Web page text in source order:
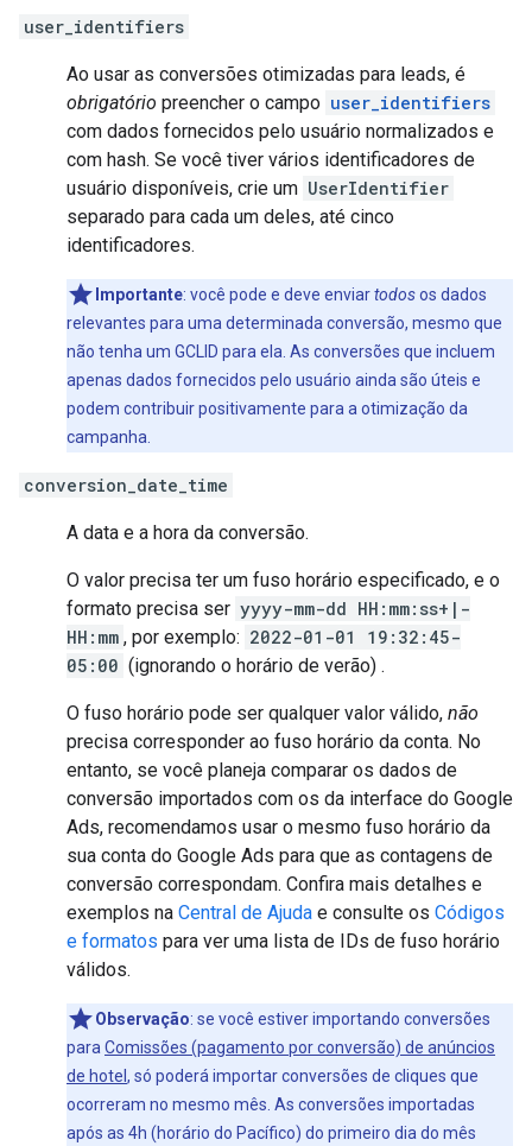
user_identifiers
Ao usar as conversões otimizadas para leads, é
obrigatório preencher o campo user_identifiers
com dados fornecidos pelo usuário normalizados e
com hash. Se você tiver vários identificadores de
usuário disponíveis, crie um UserIdentifier
separado para cada um deles, até cinco
identificadores.
Importante: você pode e deve enviartodosos dados
relevantes para uma determinada conversão, mesmo que
não tenha um GCLID para ela. As conversões que incluem
apenas dados fornecidos pelo usuário ainda são úteis e
podem contribuir positivamente para a otimização da
campanha.
conversion_date_time
A data e a hora da conversão.
O valor precisa ter um fuso horário especificado, e o
formato precisa ser yyyy-mm-dd HH:mm:ss+|-
HH:mm , por exemplo: 2022-01-01 19:32:45-
05:00 (ignorando o horário de verão) .
O fuso horário pode ser qualquer valor válido, não
precisa corresponder ao fuso horário da conta. No
entanto, se você planeja comparar os dados de
conversão importados com os da interface do Google
Ads, recomendamos usar o mesmo fuso horário da
sua conta do Google Ads para que as contagens de
conversão correspondam. Confira mais detalhes e
exemplos na Central de Ajuda e consulte os Códigos
e formatos para ver uma lista de IDs de fuso horário
válidos.
Observação: se você estiver importando conversões
para Comissões (pagamento por conversão) de anúncios
de hotel , só poderá importar conversões de cliques que
ocorreram no mesmo mês. As conversões importadas
após as 4h (horário do Pacífico) do primeiro dia do mês